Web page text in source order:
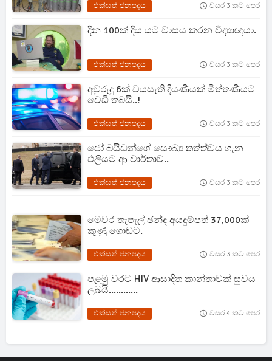
එක්සත් ජනපදය වසර 3 කට පෙර
දින 100ක් දිය යට වාසය කරන විද්‍යාඥයා.
එක්සත් ජනපදය වසර 3 කට පෙර
අවුරුදු 6ක් වයසැති දියණියක් මිත්තණියට
වෙඩි තබයි..!
එක්සත් ජනපදය වසර 3 කට පෙර
ජෝ බයිඩන්ගේ සෞඛ්‍ය තත්ත්වය ගැන
එලියට ආ වාර්තාව..
එක්සත් ජනපදය වසර 3 කට පෙර
මෙවර තැපැල් ඡන්ද අයදුම්පත් 37,000ක්
කුණු ගොඩට.
එක්සත් ජනපදය වසර 3 කට පෙර
පළමු වරට HIV ආසාදිත කාන්තාවක් සුවය
ලබයි............
එක්සත් ජනපදය වසර 4 කට පෙර